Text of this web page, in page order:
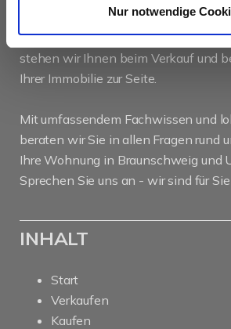
Nur notwendige
Als kompetenterImmobilienmakler
stehen wir Ihnen beim Verkauf und
Ihrer Immobilie zur Seite.
Mit umfassendem Fachwissen und
beraten wir Sie in allen Fragen rund
Ihre Wohnung in Braunschweig und
Sprechen Sie uns an - wir sind für Sie
INHALT
Start
Verkaufen
Kaufen